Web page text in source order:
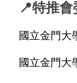
📍特推
國立金門大
國立金門大